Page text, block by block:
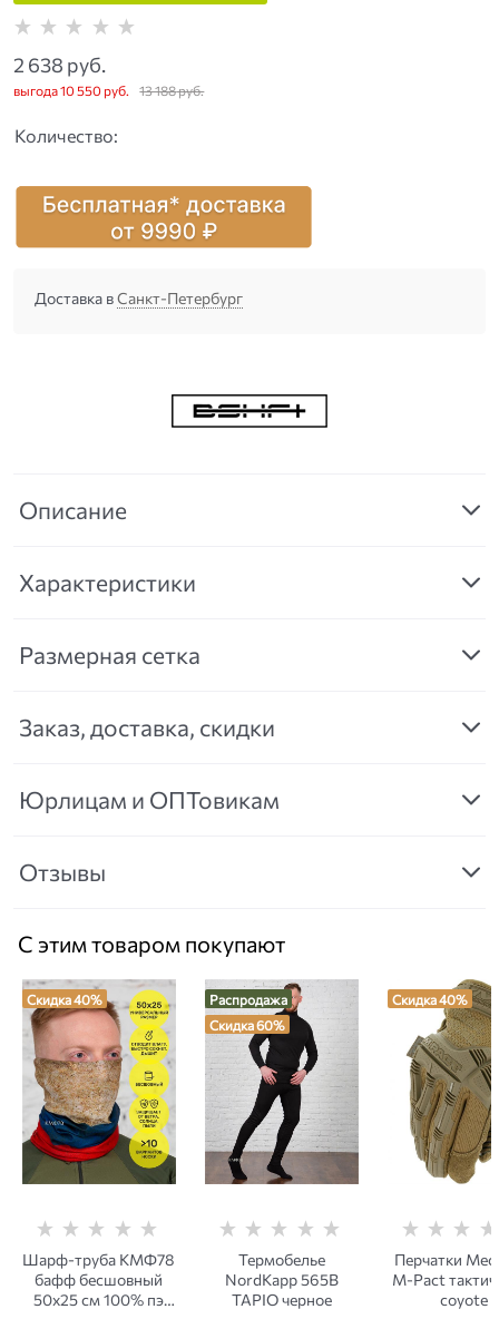
13 188 руб.
2 638 руб.
выгода10 550 руб.
Количество:
Доставка вСанкт-Петербург
Описание
Характеристики
Размерная сетка
Заказ, доставка, скидки
Юрлицам и ОПТовикам
Отзывы
С этим товаром покупают
Скидка 40%
Шарф-труба КМФ78
бафф бесшовный
50х25 см 100% пэ
Распродажа
Скидка 60%
Термобелье
NordKapp 565B
TAPIO черное
Скидка 40%
Перчатки
M-Pact
coyote